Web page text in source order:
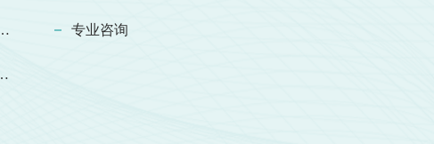
理念的应用型财务管理专业建设专题研讨会召开
院开展2026年度实习宣讲会
专业咨询